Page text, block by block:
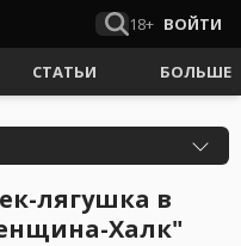
18+ ВОЙТИ
СТАТЬИ БОЛЬШЕ
лягушка в
Халк"